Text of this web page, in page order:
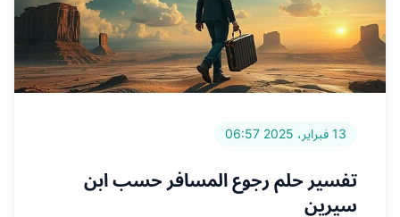
13 فبراير، 2025 06:57
تفسير حلم رجوع المسافر حسب ابن
سيرين